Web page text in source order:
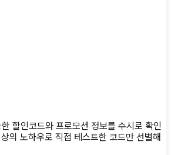
할인코드와 프로모션 정보를 수시로 확인
의 노하우로 직접 테스트한 코드만 선별해